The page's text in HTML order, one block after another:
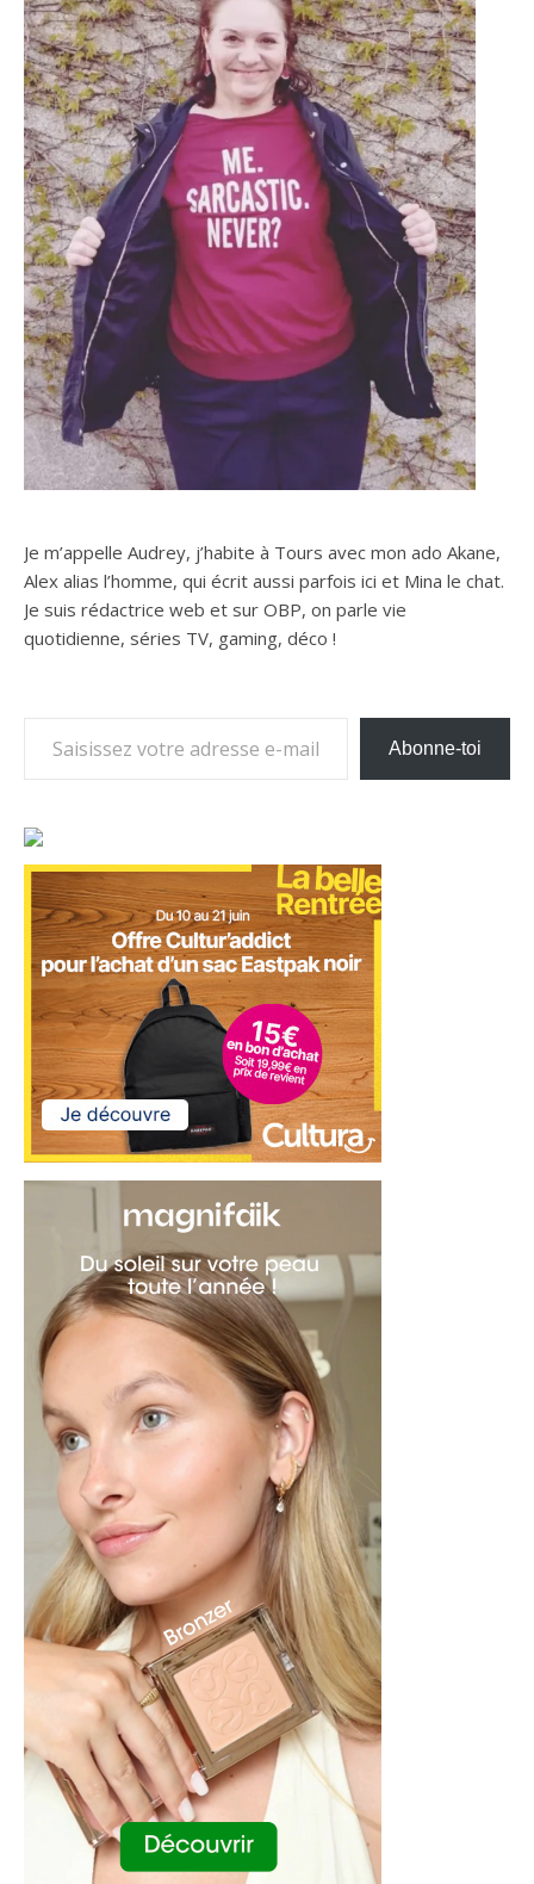
Je m’appelle Audrey, j’habite à Tours avec mon ado Akane,
Alex alias l’homme, qui écrit aussi parfois ici et Mina le chat.
Je suis rédactrice web et sur OBP, on parle vie
quotidienne, séries TV, gaming, déco !
Abonne-toi